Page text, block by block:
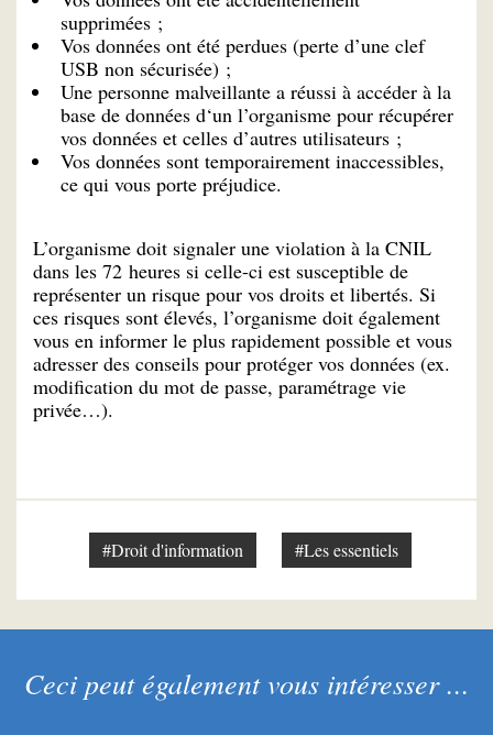
supprimées ;
Vos données ont été perdues (perte d’une clef
USB non sécurisée) ;
Une personne malveillante a réussi à accéder à la
base de données d‘un l’organisme pour récupérer
vos données et celles d’autres utilisateurs ;
Vos données sont temporairement inaccessibles,
ce qui vous porte préjudice.
L’organisme doit signaler une violation à la CNIL
dans les 72 heures si celle-ci est susceptible de
représenter un risque pour vos droits et libertés. Si
ces risques sont élevés, l’organisme doit également
vous en informer le plus rapidement possible et vous
adresser des conseils pour protéger vos données (ex.
modification du mot de passe, paramétrage vie
privée…).
#Droit d'information #Les essentiels
Ceci peut également vous intéresser ...